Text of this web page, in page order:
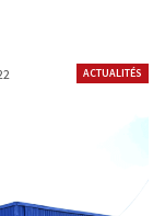
ACTUALITÉS